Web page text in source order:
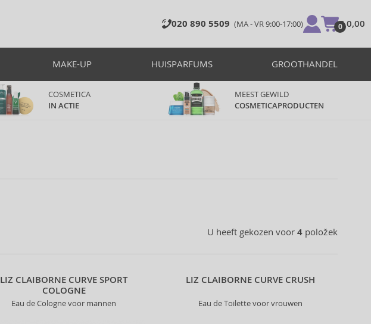
020 890 5509 (MA - VR 9:00-17:00) 0
€ 0,00
MAKE-UP HUISPARFUMS GROOTHANDEL
COSMETICA
IN ACTIE
MEEST GEWILD
COSMETICAPRODUCTEN
U heeft gekozen voor 4položek
LIZ CLAIBORNE CURVE SPORT
COLOGNE
Eau de Cologne voor mannen
LIZ CLAIBORNE CURVE CRUSH
Eau de Toilette voor vrouwen